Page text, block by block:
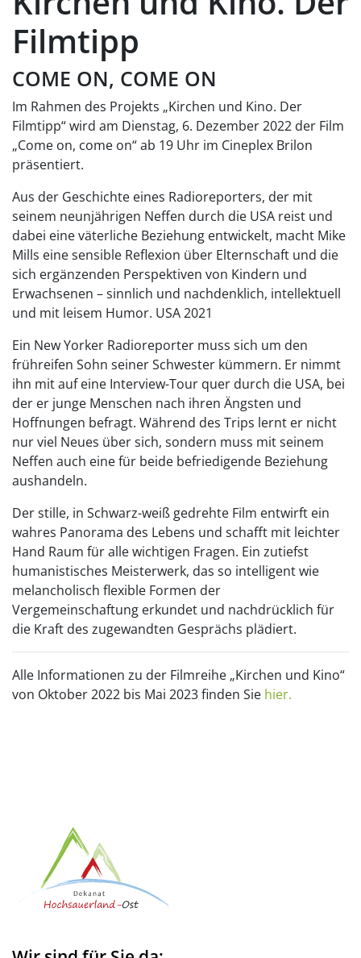
Filmtipp
COME ON, COME ON
Im Rahmen des Projekts „Kirchen und Kino. Der
Filmtipp“ wird am Dienstag, 6. Dezember 2022 der Film
„Come on, come on“ ab 19 Uhr im Cineplex Brilon
präsentiert.
Aus der Geschichte eines Radioreporters, der mit
seinem neunjährigen Neffen durch die USA reist und
dabei eine väterliche Beziehung entwickelt, macht Mike
Mills eine sensible Reflexion über Elternschaft und die
sich ergänzenden Perspektiven von Kindern und
Erwachsenen – sinnlich und nachdenklich, intellektuell
und mit leisem Humor. USA 2021
Ein New Yorker Radioreporter muss sich um den
frühreifen Sohn seiner Schwester kümmern. Er nimmt
ihn mit auf eine Interview-Tour quer durch die USA, bei
der er junge Menschen nach ihren Ängsten und
Hoffnungen befragt. Während des Trips lernt er nicht
nur viel Neues über sich, sondern muss mit seinem
Neffen auch eine für beide befriedigende Beziehung
aushandeln.
Der stille, in Schwarz-weiß gedrehte Film entwirft ein
wahres Panorama des Lebens und schafft mit leichter
Hand Raum für alle wichtigen Fragen. Ein zutiefst
humanistisches Meisterwerk, das so intelligent wie
melancholisch flexible Formen der
Vergemeinschaftung erkundet und nachdrücklich für
die Kraft des zugewandten Gesprächs plädiert.
Alle Informationen zu der Filmreihe „Kirchen und Kino“
von Oktober 2022 bis Mai 2023 finden Sie hier.